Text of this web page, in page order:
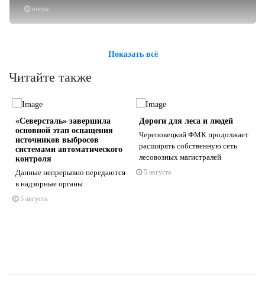
вчера
Показать всё
Читайте также
«Северсталь» завершила
основной этап оснащения
источников выбросов
системами автоматического
контроля
Данные непрерывно передаются
в надзорные органы
5 августа
Дороги для леса и людей
Череповецкий ФМК продолжает
расширять собственную сеть
лесовозных магистралей
5 августа